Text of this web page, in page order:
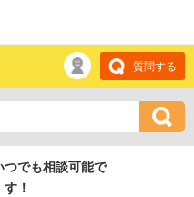
質問する
つでも相談可能で
す！